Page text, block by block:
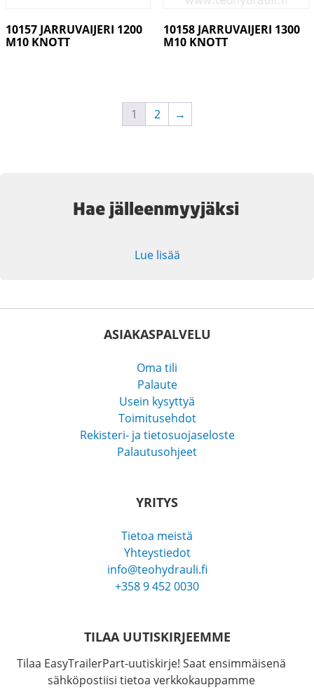
10157 JARRUVAIJERI 1200
M10 KNOTT
10158 JARRUVAIJERI 1300
M10 KNOTT
1 2 →
Hae jälleenmyyjäksi
Lue lisää
ASIAKASPALVELU
Oma tili
Palaute
Usein kysyttyä
Toimitusehdot
Rekisteri- ja tietosuojaseloste
Palautusohjeet
YRITYS
Tietoa meistä
Yhteystiedot
info@teohydrauli.fi
+358 9 452 0030
TILAA UUTISKIRJEEMME
Tilaa EasyTrailerPart-uutiskirje! Saat ensimmäisenä
sähköpostiisi tietoa verkkokauppamme